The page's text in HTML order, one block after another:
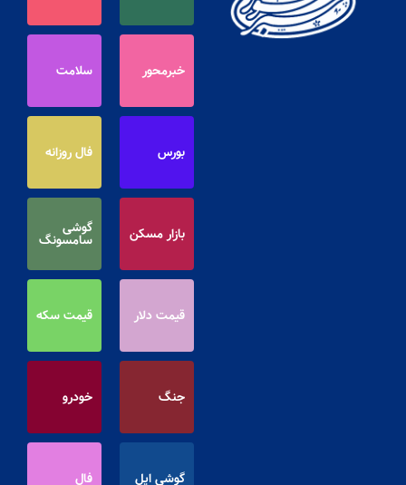
خبرمحور سلامت
بورس فال روزانه
بازار مسکن گوشی
سامسونگ
قیمت دلار قیمت سکه
جنگ خودرو
گوشی اپل فال